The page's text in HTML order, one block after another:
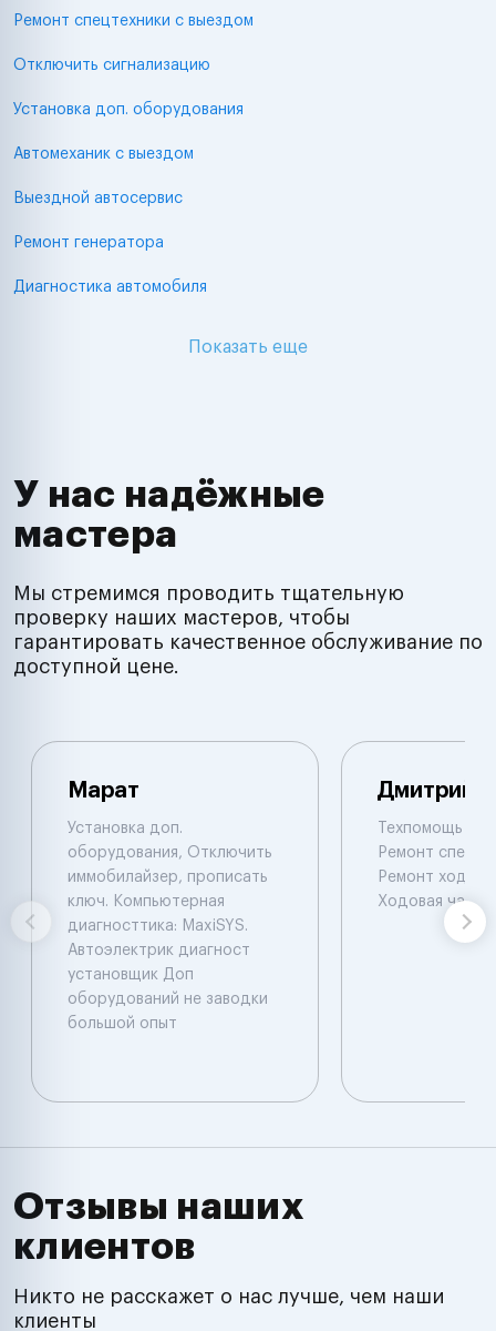
Ремонт спецтехники с выездом
Отключить сигнализацию
Установка доп. оборудования
Автомеханик с выездом
Выездной автосервис
Ремонт генератора
Диагностика автомобиля
Показать еще
У нас надёжные
мастера
Мы стремимся проводить тщательную
проверку наших мастеров, чтобы
гарантировать качественное обслуживание по
доступной цене.
Марат
Установка доп.
оборудования, Отключить
иммобилайзер, прописать
ключ. Компьютерная
диагносттика: MaxiSYS.
Автоэлектрик диагност
установщик Доп
оборудований не заводки
большой опыт
Дмитрий
Техпомощь на
Ремонт
Ремонт
Ходовая часть
Отзывы наших
клиентов
Никто не расскажет о нас лучше, чем наши
клиенты